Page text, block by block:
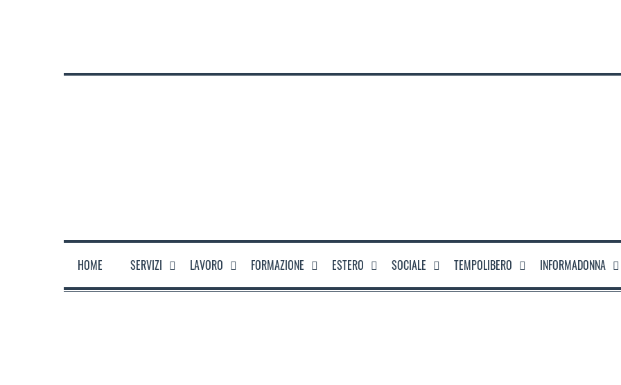
HOME SERVIZI LAVORO FORMAZIONE ESTERO SOCIALE TEMPOLIBERO INFORMADONNA